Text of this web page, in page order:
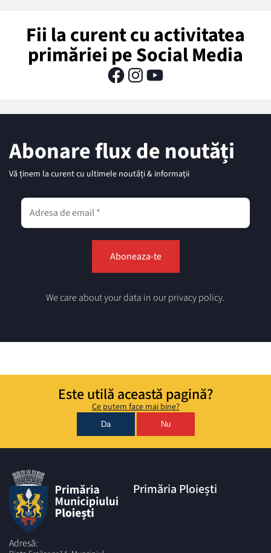
Fii la curent cu activitatea
primăriei pe Social Media
Abonare flux de noutăți
Vă ținem la curent cu ultimele noutăți & informații
We care about your data in our privacy policy.
Este utilă această pagină?
Ce putem face mai bine?
Da Nu
Adresă:
Primăria Ploiești